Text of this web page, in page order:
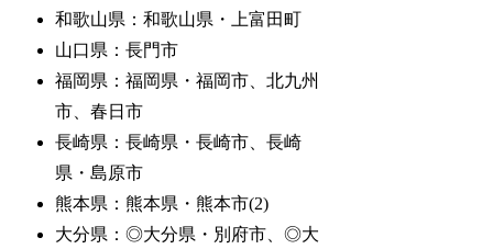
和歌山県：和歌山県・上富田町
山口県：長門市
福岡県：福岡県・福岡市、北九州
市、春日市
長崎県：長崎県・長崎市、長崎
県・島原市
熊本県：熊本県・熊本市(2)
大分県：◎大分県・別府市、◎大